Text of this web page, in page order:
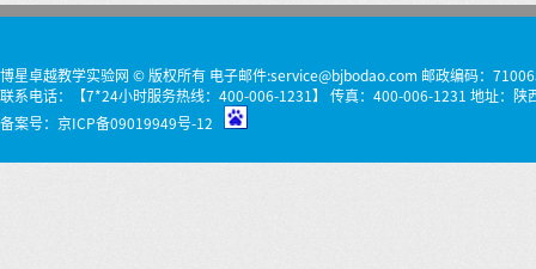
博星卓越教学实验网 © 版权所有 电子邮件:service@bjbodao.com 邮政编码：
联系电话：【7*24小时服务热线：400-006-1231】 传真：400-006-1231 地址：陕
备案号： 京ICP备09019949号-12